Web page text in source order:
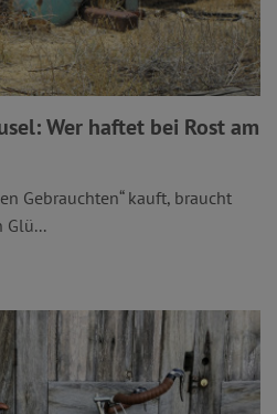
Wer haftet bei Rost am
Gebrauchten“ kauft, braucht
Glü...